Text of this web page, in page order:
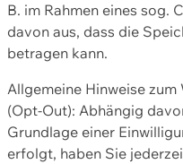
B. im Rahmen eines sog.
davon aus, dass die
betragen kann.
Allgemeine Hinweise
(Opt-Out): Abhängig
Grundlage einer
erfolgt, haben Sie